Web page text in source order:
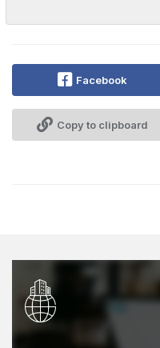
Facebook
Copy to clipboard